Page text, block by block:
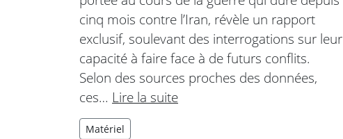
cinq mois contre l’Iran, révèle un rapport
exclusif, soulevant des interrogations sur leur
capacité à faire face à de futurs conflits.
Selon des sources proches des données,
ces… Lire la suite
Matériel